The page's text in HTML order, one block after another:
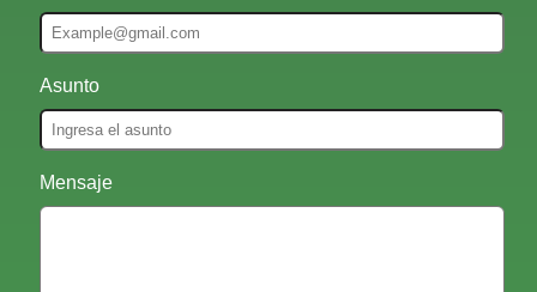
Asunto
Mensaje